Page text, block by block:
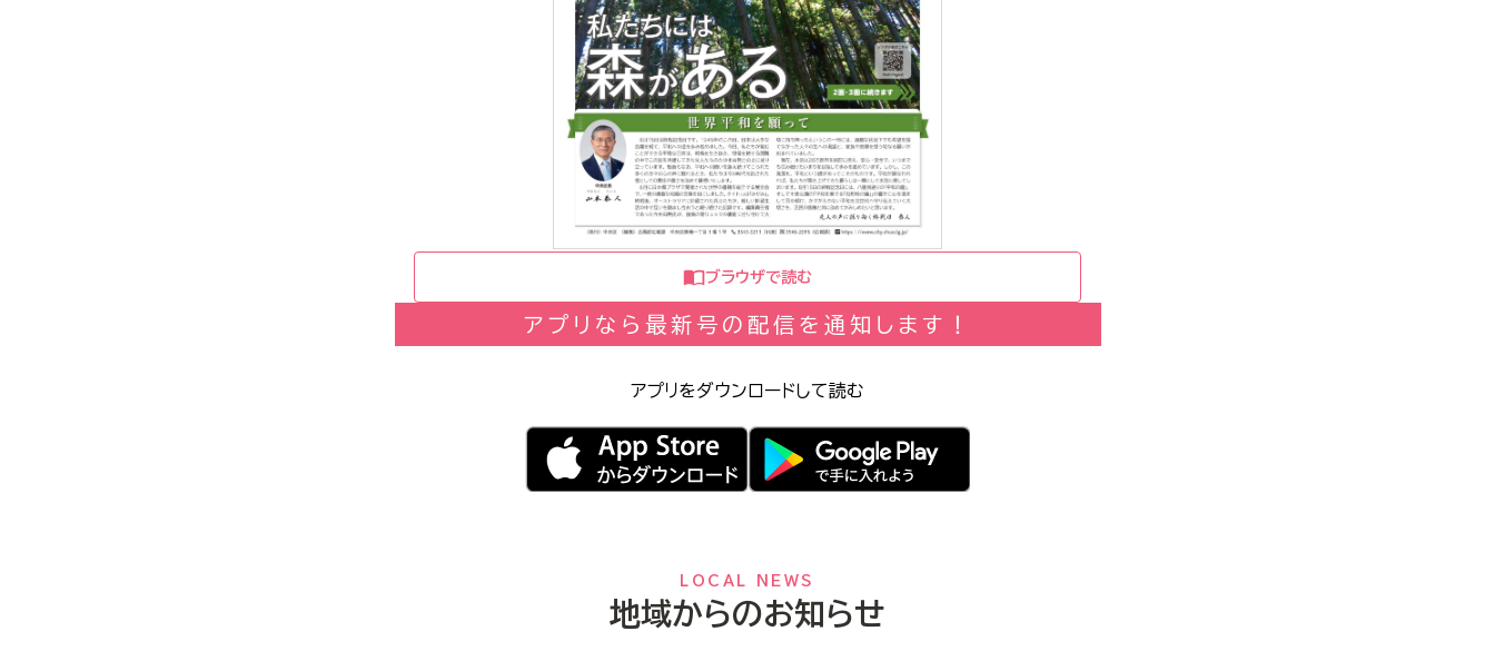
ブラウザで読む
アプリなら最新号の配信を通知します！
アプリをダウンロードして読む
LOCAL NEWS
地域からのお知らせ